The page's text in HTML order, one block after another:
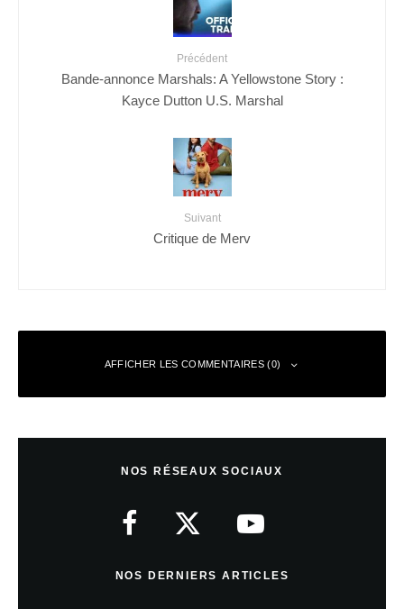
Précédent
Bande-annonce Marshals: A Yellowstone Story :
Kayce Dutton U.S. Marshal
Suivant
Critique de Merv
AFFICHER LES COMMENTAIRES (0)
NOS RÉSEAUX SOCIAUX
NOS DERNIERS ARTICLES